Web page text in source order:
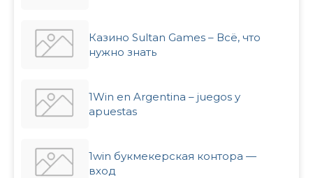
Казино Sultan Games – Всё, что
нужно знать
1Win en Argentina – juegos y
apuestas
1win букмекерская контора —
вход